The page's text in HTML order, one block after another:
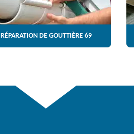
RÉPARATION DE GOUTTIÈRE 69